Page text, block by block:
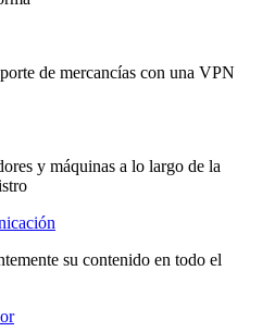
de mercancías con una VPN
y máquinas a lo largo de la
su contenido en todo el